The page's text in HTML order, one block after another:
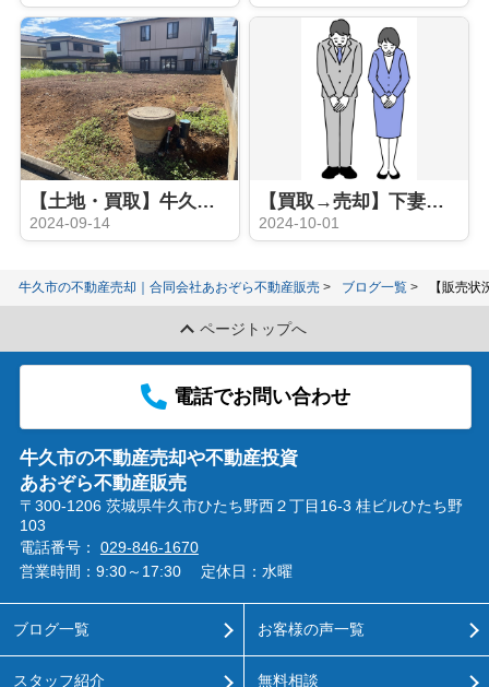
【土地・買取】牛久市南・取手市白山準備中！
2024-09-14
【買取→売却】下妻市土地
2024-10-01
牛久市の不動産売却｜合同会社あおぞら不動産販売 ブログ一覧 【販売
ページトップへ
電話でお問い合わせ
牛久市の不動産売却や不動産投資
あおぞら不動産販売
〒300-1206 茨城県牛久市ひたち野西２丁目16-3 桂ビルひたち野
103
電話番号： 029-846-1670
営業時間：9:30～17:30
定休日：水曜
ブログ一覧
スタッフ紹介
お客様の声一覧
無料相談